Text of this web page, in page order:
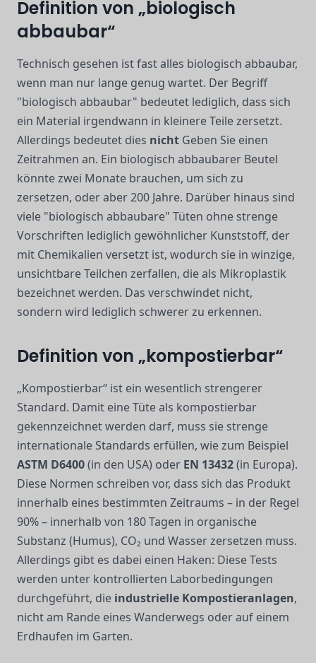
Definition von „biologisch
abbaubar“
Technisch gesehen ist fast alles biologisch abbaubar,
wenn man nur lange genug wartet. Der Begriff
"biologisch abbaubar" bedeutet lediglich, dass sich
ein Material irgendwann in kleinere Teile zersetzt.
Allerdings bedeutet dies nicht Geben Sie einen
Zeitrahmen an. Ein biologisch abbaubarer Beutel
könnte zwei Monate brauchen, um sich zu
zersetzen, oder aber 200 Jahre. Darüber hinaus sind
viele "biologisch abbaubare" Tüten ohne strenge
Vorschriften lediglich gewöhnlicher Kunststoff, der
mit Chemikalien versetzt ist, wodurch sie in winzige,
unsichtbare Teilchen zerfallen, die als Mikroplastik
bezeichnet werden. Das verschwindet nicht,
sondern wird lediglich schwerer zu erkennen.
Definition von „kompostierbar“
„Kompostierbar“ ist ein wesentlich strengerer
Standard. Damit eine Tüte als kompostierbar
gekennzeichnet werden darf, muss sie strenge
internationale Standards erfüllen, wie zum Beispiel
ASTM D6400(in den USA) oder EN 13432(in Europa).
Diese Normen schreiben vor, dass sich das Produkt
innerhalb eines bestimmten Zeitraums – in der Regel
90% – innerhalb von 180 Tagen in organische
Substanz (Humus), CO₂ und Wasser zersetzen muss.
Allerdings gibt es dabei einen Haken: Diese Tests
werden unter kontrollierten Laborbedingungen
durchgeführt, die industrielle Kompostieranlagen,
nicht am Rande eines Wanderwegs oder auf einem
Erdhaufen im Garten.